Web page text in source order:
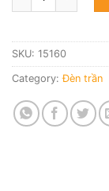
SKU: 15160
Category:Đèn trần